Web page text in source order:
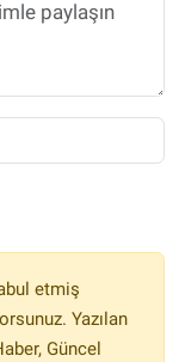
etmiş
Yazılan
Güncel